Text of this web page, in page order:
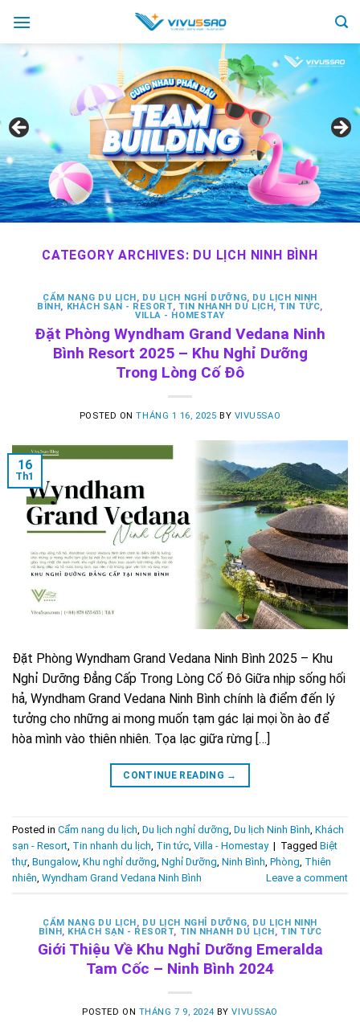
content
CATEGORY ARCHIVES: DU LỊCH NINH BÌNH
CẨM NANG DU LỊCH, DU LỊCH NGHỈ DƯỠNG, DU LỊCH NINH
BÌNH, KHÁCH SẠN - RESORT, TIN NHANH DU LỊCH, TIN TỨC,
VILLA - HOMESTAY
Đặt Phòng Wyndham Grand Vedana Ninh
Bình Resort 2025 – Khu Nghỉ Dưỡng
Trong Lòng Cố Đô
POSTED ONTHÁNG 1 16, 2025 BY VIVU5SAO
16
Th1
Đặt Phòng Wyndham Grand Vedana Ninh Bình 2025 – Khu
Nghỉ Dưỡng Đẳng Cấp Trong Lòng Cố Đô Giữa nhịp sống hối
hả, Wyndham Grand Vedana Ninh Bình chính là điểm đến lý
tưởng cho những ai mong muốn tạm gác lại mọi ồn ào để
hòa mình vào thiên nhiên. Tọa lạc giữa rừng […]
CONTINUE READING →
Posted in Cẩm nang du lịch, Du lịch nghỉ dưỡng, Du lịch Ninh Bình, Khách
sạn - Resort, Tin nhanh du lịch, Tin tức, Villa - Homestay | Tagged Biệt
thự, Bungalow, Khu nghỉ dưỡng, Nghỉ Dưỡng, Ninh Bình, Phòng, Thiên
nhiên, Wyndham Grand Vedana Ninh Bình Leave a comment
CẨM NANG DU LỊCH, DU LỊCH NGHỈ DƯỠNG, DU LỊCH NINH
BÌNH, KHÁCH SẠN - RESORT, TIN NHANH DU LỊCH, TIN TỨC
Giới Thiệu Về Khu Nghỉ Dưỡng Emeralda
Tam Cốc – Ninh Bình 2024
POSTED ON THÁNG 7 9, 2024 BYVIVU5SAO